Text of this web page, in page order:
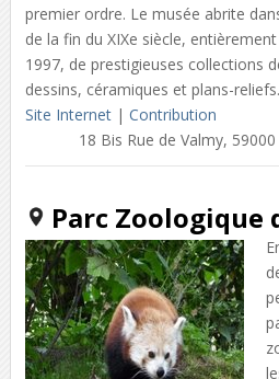
premier ordre. Le musée abrite
de la fin du XIXe siècle,
1997, de prestigieuses collections
dessins, céramiques et plans-reliefs.
Site Internet| Contribution
18 Bis Rue de Valmy,
Parc Zoologique